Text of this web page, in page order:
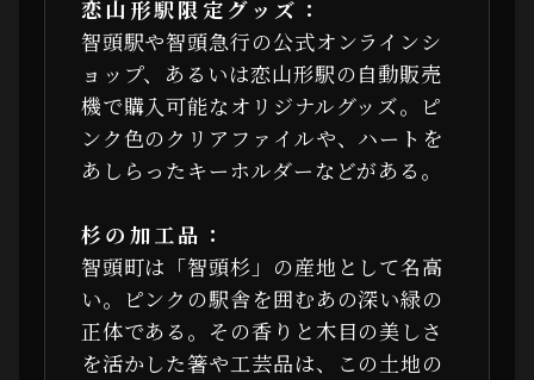
恋山形駅限定グッズ：
智頭駅や智頭急行の公式オンラインシ
ョップ、あるいは恋山形駅の自動販売
機で購入可能なオリジナルグッズ。ピ
ンク色のクリアファイルや、ハートを
あしらったキーホルダーなどがある。
杉の加工品：
智頭町は「智頭杉」の産地として名高
い。ピンクの駅舎を囲むあの深い緑の
正体である。その香りと木目の美しさ
を活かした箸や工芸品は、この土地の